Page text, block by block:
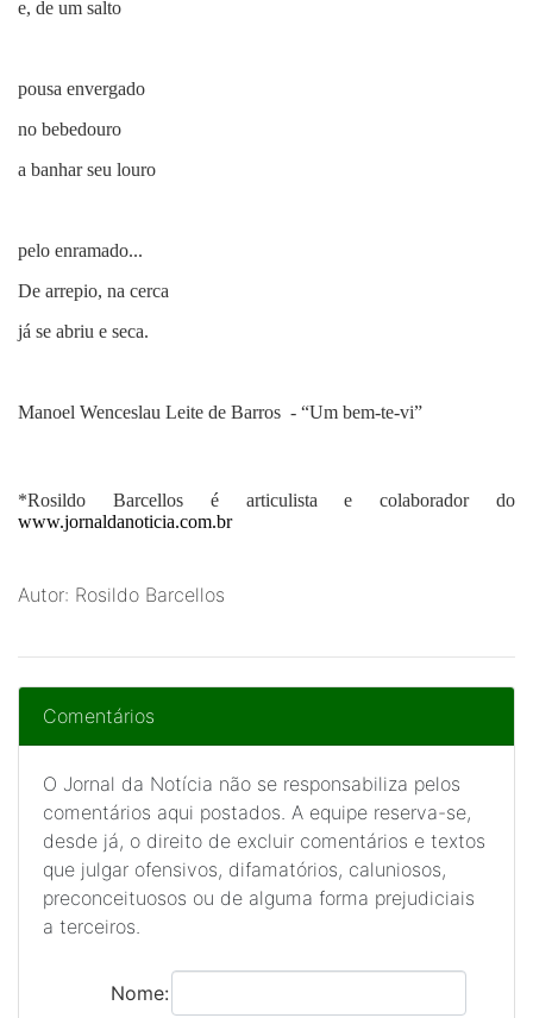
e, de um salto
pousa envergado
no bebedouro
a banhar seu louro
pelo enramado...
De arrepio, na cerca
já se abriu e seca.
Manoel Wenceslau Leite de Barros - “Um bem-te-vi”
*Rosildo Barcellosé articulista e colaborador do
www.jornaldanoticia.com.br
Autor: Rosildo Barcellos
Comentários
O Jornal da Notícia não se responsabiliza pelos
comentários aqui postados. A equipe reserva-se,
desde já, o direito de excluir comentários e textos
que julgar ofensivos, difamatórios, caluniosos,
preconceituosos ou de alguma forma prejudiciais
a terceiros.
Nome: